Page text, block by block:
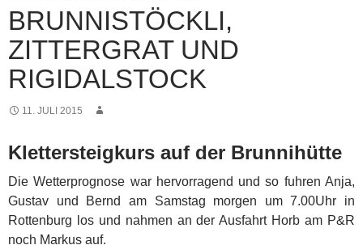
BRUNNISTÖCKLI,
ZITTERGRAT UND
RIGIDALSTOCK
11. JULI 2015
Klettersteigkurs auf der Brunnihütte
Die Wetterprognose war hervorragend und so fuhren Anja,
Gustav und Bernd am Samstag morgen um 7.00Uhr in
Rottenburg los und nahmen an der Ausfahrt Horb am P&R
noch Markus auf.